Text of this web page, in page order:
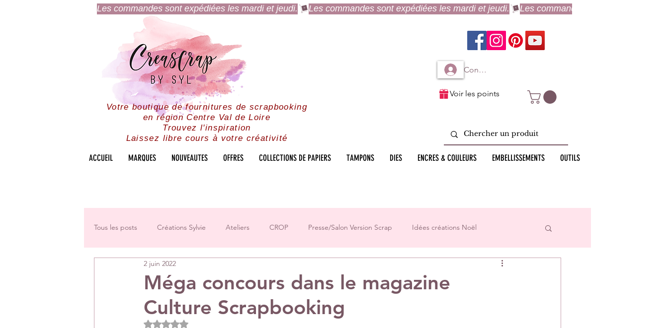
Les commandes sont expédiées les mardi et jeudi.
Votre boutique de fournitures de scrapbooking
en région Centre Val de Loire
Trouvez l'inspiration
Laissez libre cours à votre créativité
Connexion à mon compte
Voir les points
ACCUEIL MARQUES NOUVEAUTES OFFRES COLLECTIONS DE PAPIERS TAMPONS DIES ENCRES & COULEURS EMBELLISSEMENTS OUTILS
Tous les posts Créations Sylvie Ateliers CROP Presse/Salon Version Scrap Idées créations Noël
Challenges groupe
Créations Les Papiers de Pandore Créations Mes P’tits Ciseaux
Méga concours dans le magazine
Culture Scrapbooking
2 juin 2022
Noté NaN étoiles sur 5.